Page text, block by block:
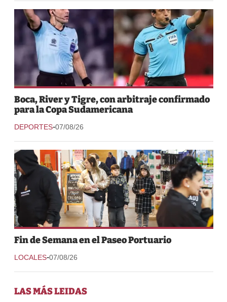
Boca, River y Tigre, con arbitraje confirmado
para la Copa Sudamericana
DEPORTES-07/08/26
Fin de Semana en el Paseo Portuario
LOCALES-07/08/26
LAS MÁS LEIDAS